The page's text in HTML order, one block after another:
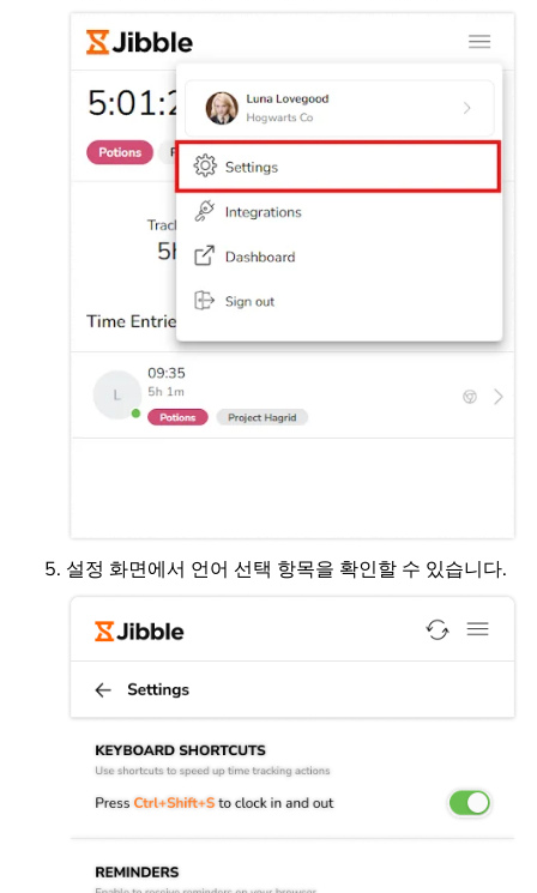
설정 화면에서 언어 선택 항목을 확인할 수 있습니다.